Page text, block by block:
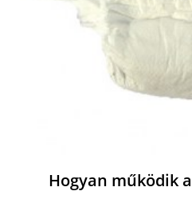
Hogyan működik